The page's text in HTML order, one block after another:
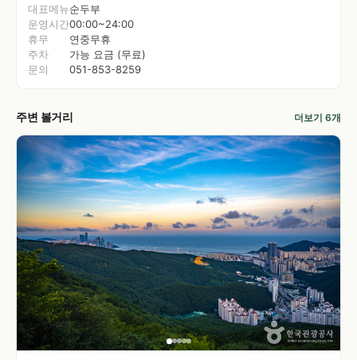
대표메뉴순두부
운영시간00:00~24:00
휴무
연중무휴
주차
가능 요금 (무료)
문의
051-853-8259
주변 볼거리 더보기 6개